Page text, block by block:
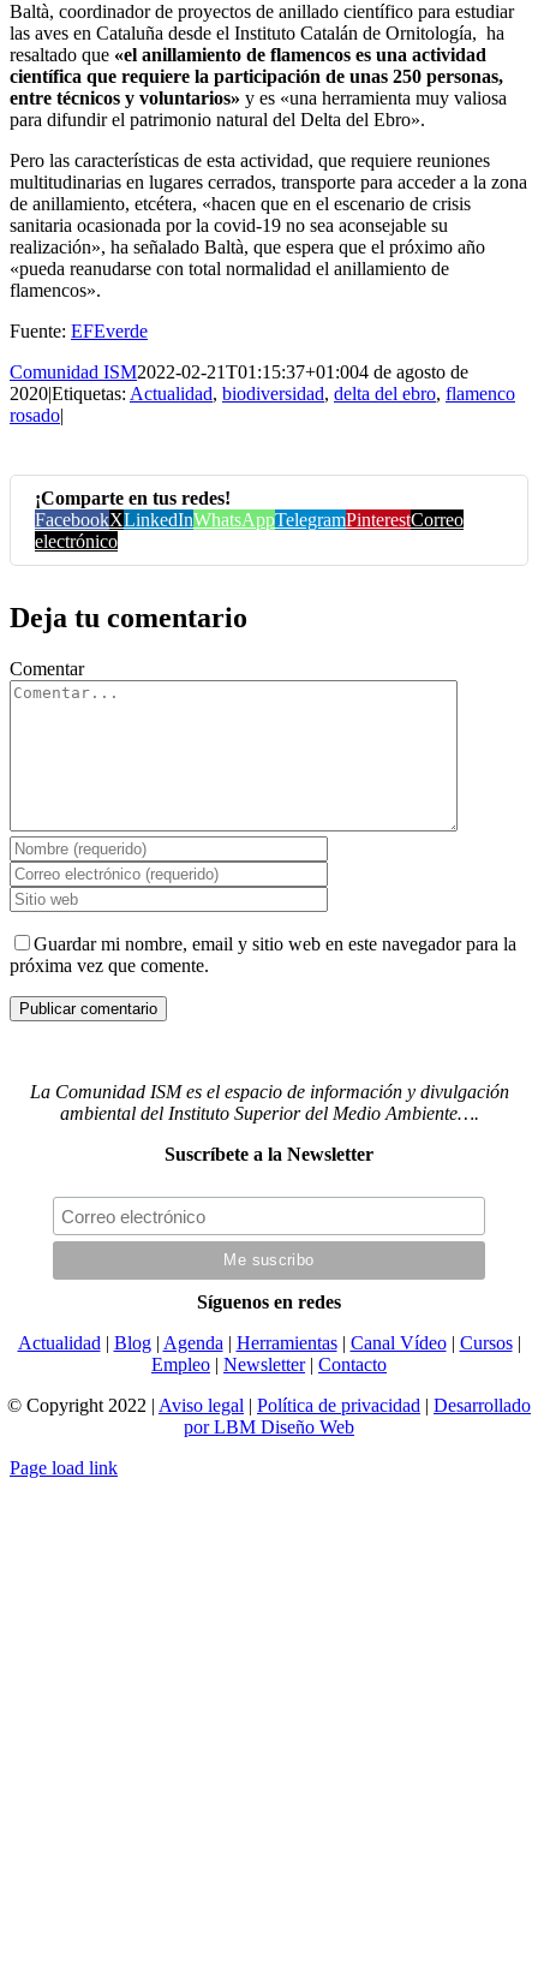
Baltà, coordinador de proyectos de anillado científico para estudiar
las aves en Cataluña desde el Instituto Catalán de Ornitología, ha
resaltado que «el anillamiento de flamencos es una actividad
científica que requiere la participación de unas 250 personas,
entre técnicos y voluntarios» y es «una herramienta muy valiosa
para difundir el patrimonio natural del Delta del Ebro».
Pero las características de esta actividad, que requiere reuniones
multitudinarias en lugares cerrados, transporte para acceder a la zona
de anillamiento, etcétera, «hacen que en el escenario de crisis
sanitaria ocasionada por la covid-19 no sea aconsejable su
realización», ha señalado Baltà, que espera que el próximo año
«pueda reanudarse con total normalidad el anillamiento de
flamencos».
Fuente: EFEverde
Comunidad ISM2022-02-21T01:15:37+01:004 de agosto de
2020|Etiquetas: Actualidad, biodiversidad, delta del ebro, flamenco
rosado|
¡Comparte en tus redes!
FacebookXLinkedInWhatsAppTelegramPinterestCorreo
electrónico
Deja tu comentario
Comentar
Guardar mi nombre, email y sitio web en este navegador para la
próxima vez que comente.
La Comunidad ISM es el espacio de información y divulgación
ambiental del Instituto Superior del Medio Ambiente….
Suscríbete a la Newsletter
Síguenos en redes
Actualidad | Blog| Agenda | Herramientas| Canal Vídeo| Cursos|
Empleo | Newsletter| Contacto
© Copyright 2022 | Aviso legal | Política de privacidad | Desarrollado
por LBM Diseño Web
Page load link